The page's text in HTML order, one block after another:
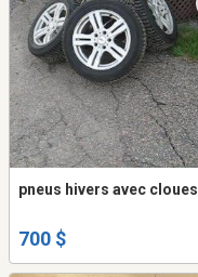
pneus hivers avec cloues
700 $